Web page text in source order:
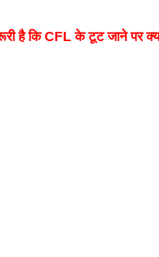
है कि CFL के टूट जाने पर